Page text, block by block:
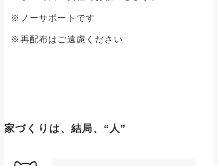
※ノーサポートです
※再配布はご遠慮ください
家づくりは、結局、“人”